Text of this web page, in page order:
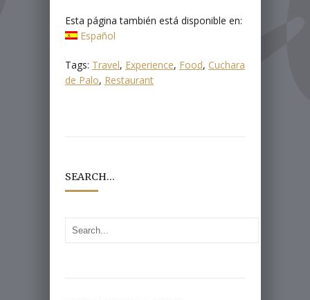
Esta página también está disponible en:
Español
Tags: Travel, Experience, Food, Cuchara
de Palo, Restaurant
SEARCH…